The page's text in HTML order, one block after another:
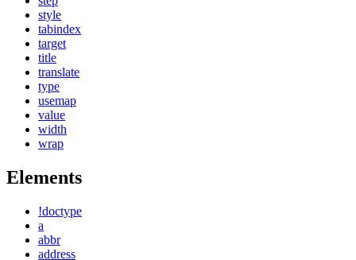
style
tabindex
target
title
translate
type
usemap
value
width
wrap
Elements
!doctype
a
abbr
address